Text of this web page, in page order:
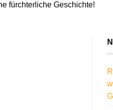
fürchterliche Geschichte!